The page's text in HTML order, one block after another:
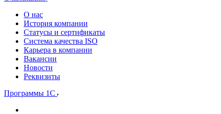
О нас
История компании
Статусы и сертификаты
Система качества ISO
Карьера в компании
Вакансии
Новости
Реквизиты
Программы 1С